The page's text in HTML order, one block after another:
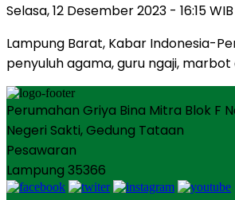
Selasa, 12 Desember 2023 - 16:15 WIB
Lampung Barat, Kabar Indonesia-
penyuluh agama, guru ngaji,
Perumahan Griya Bina Mitra Blok F
Negeri Sakti, Gedung Tataan
Pesawaran
Lampung 35366